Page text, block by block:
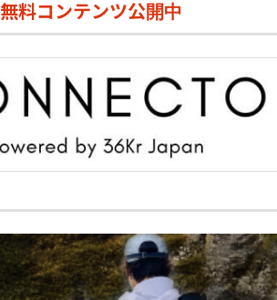
無料コンテンツ公開中